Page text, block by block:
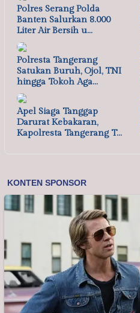
Polres Serang Polda
Banten Salurkan 8.000
Liter Air Bersih u…
Polresta Tangerang
Satukan Buruh, Ojol, TNI
hingga Tokoh Aga…
Apel Siaga Tanggap
Darurat Kebakaran,
Kapolresta Tangerang T…